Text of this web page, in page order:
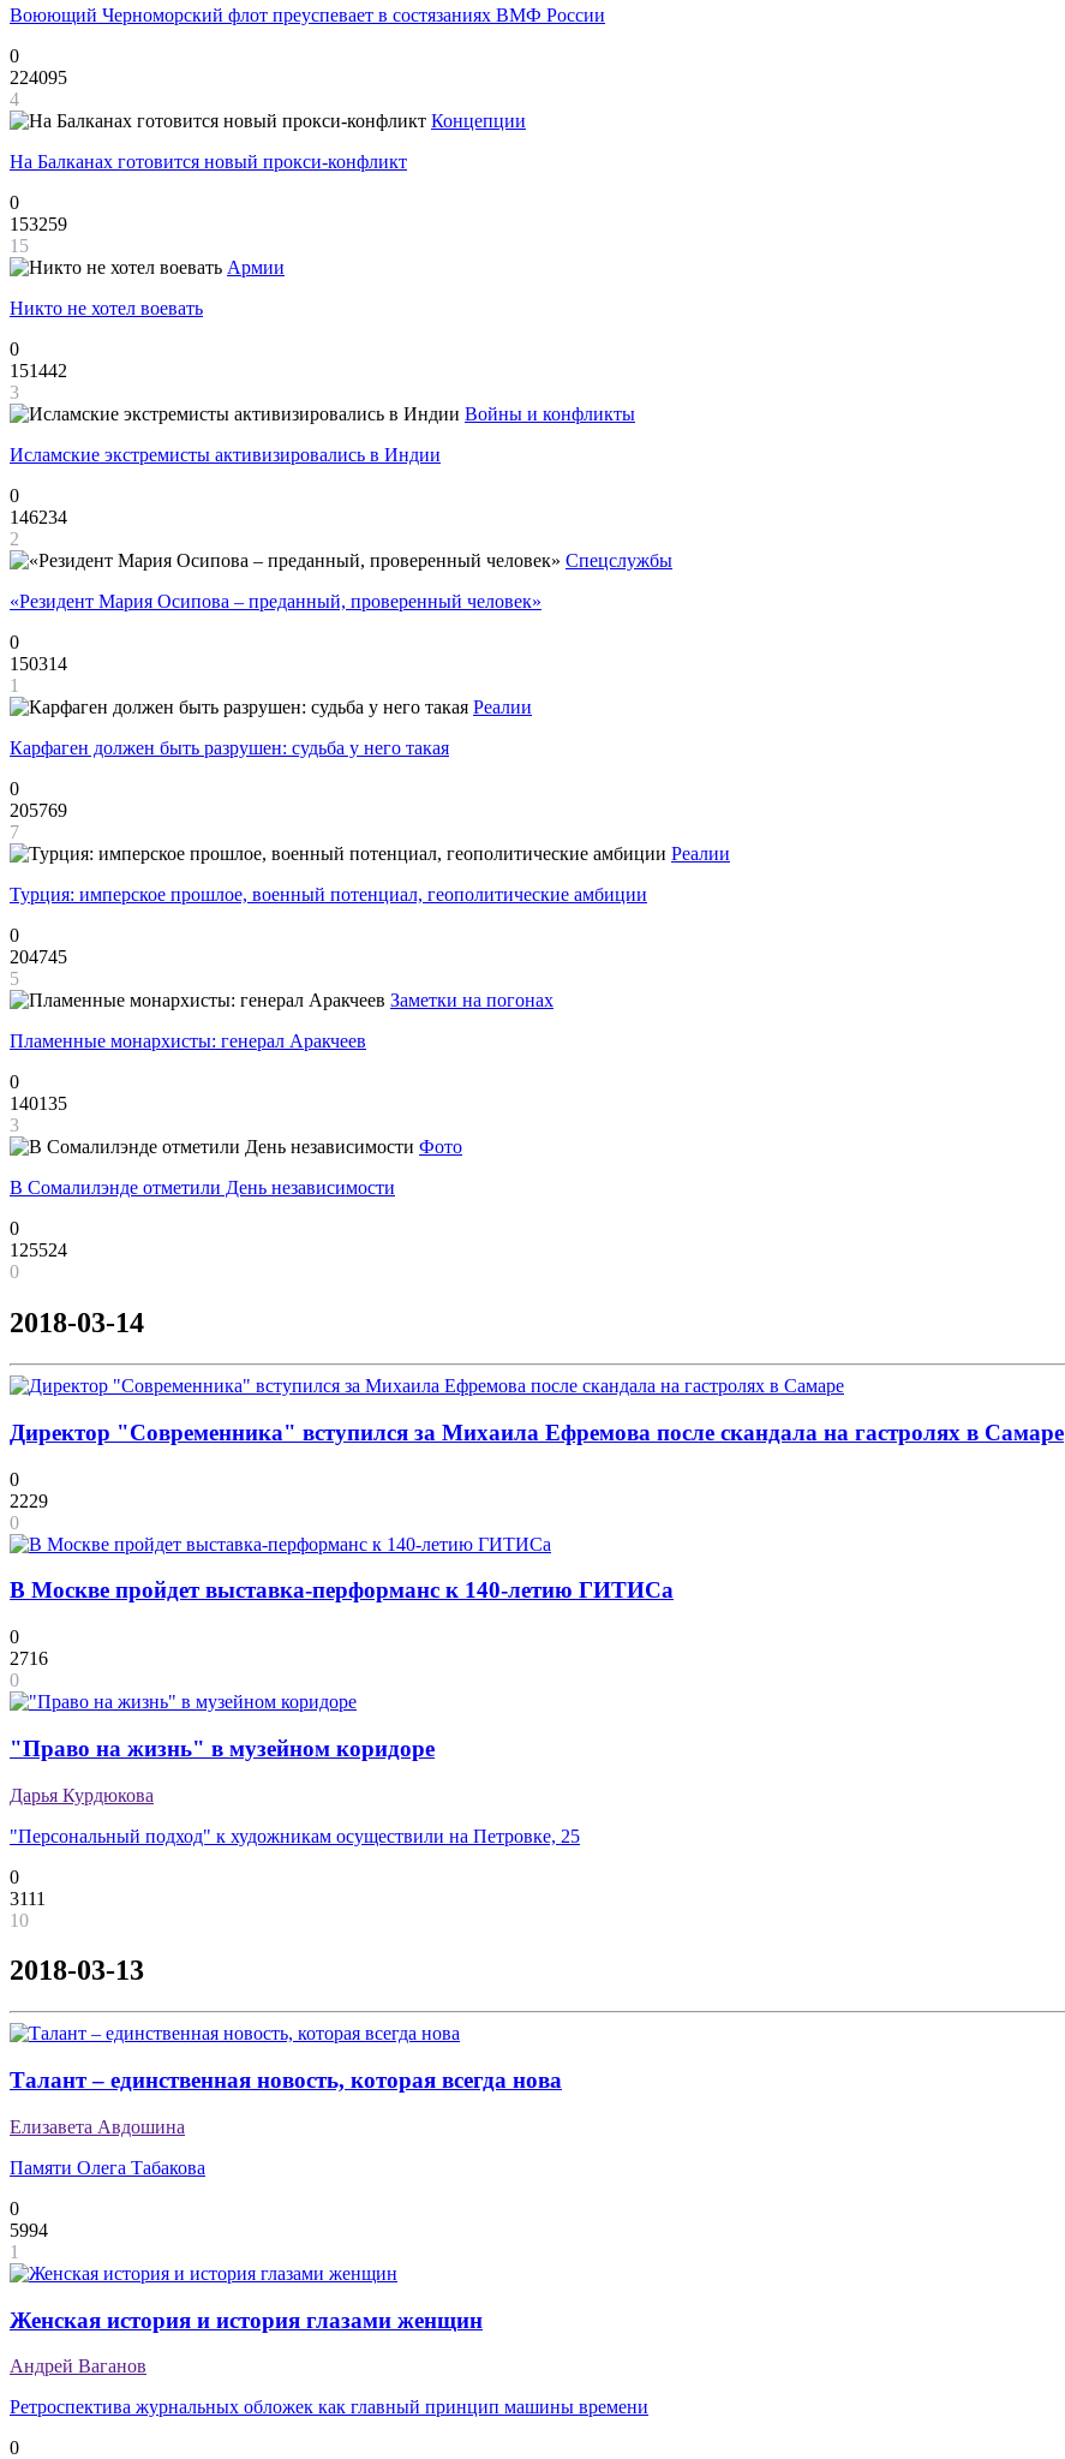
Воюющий Черноморский флот преуспевает в состязаниях ВМФ России
0
224095
4
Концепции
На Балканах готовится новый прокси-конфликт
0
153259
15
Армии
Никто не хотел воевать
0
151442
3
Войны и конфликты
Исламские экстремисты активизировались в Индии
0
146234
2
Спецслужбы
«Резидент Мария Осипова – преданный, проверенный человек»
0
150314
1
Реалии
Карфаген должен быть разрушен: судьба у него такая
0
205769
7
Реалии
Турция: имперское прошлое, военный потенциал, геополитические амбиции
0
204745
5
Заметки на погонах
Пламенные монархисты: генерал Аракчеев
0
140135
3
Фото
В Сомалилэнде отметили День независимости
0
125524
0
2018-03-14
Директор "Современника" вступился за Михаила Ефремова после скандала на гастролях в Самаре
0
2229
0
В Москве пройдет выставка-перформанс к 140-летию ГИТИСа
0
2716
0
"Право на жизнь" в музейном коридоре
Дарья Курдюкова
"Персональный подход" к художникам осуществили на Петровке, 25
0
3111
10
2018-03-13
Талант – единственная новость, которая всегда нова
Елизавета Авдошина
Памяти Олега Табакова
0
5994
1
Женская история и история глазами женщин
Андрей Ваганов
Ретроспектива журнальных обложек как главный принцип машины времени
0